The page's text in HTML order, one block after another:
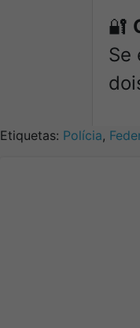
🔐
Se
Etiquetas: Polícia,